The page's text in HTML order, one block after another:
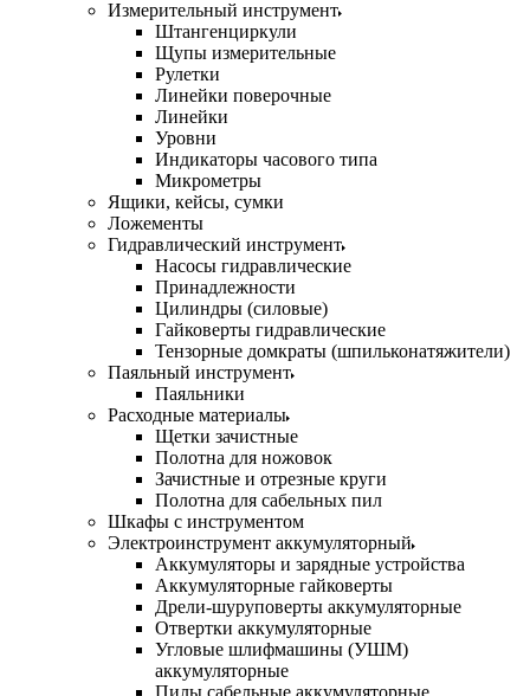
Измерительный инструмент
Штангенциркули
Щупы измерительные
Рулетки
Линейки поверочные
Линейки
Уровни
Индикаторы часового типа
Микрометры
Ящики, кейсы, сумки
Ложементы
Гидравлический инструмент
Насосы гидравлические
Принадлежности
Цилиндры (силовые)
Гайковерты гидравлические
Тензорные домкраты (шпильконатяжители)
Паяльный инструмент
Паяльники
Расходные материалы
Щетки зачистные
Полотна для ножовок
Зачистные и отрезные круги
Полотна для сабельных пил
Шкафы с инструментом
Электроинструмент аккумуляторный
Аккумуляторы и зарядные устройства
Аккумуляторные гайковерты
Дрели-шуруповерты аккумуляторные
Отвертки аккумуляторные
Угловые шлифмашины (УШМ)
аккумуляторные